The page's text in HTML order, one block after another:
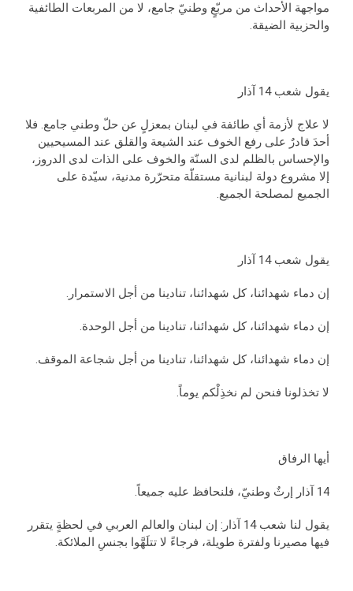
مواجهة الأحداث من مربّعٍ وطنيّ جامع، لا من المربعات الطائفية
والحزبية الضيقة.
يقول شعب 14 آذار
لا علاج لأزمة أي طائفة في لبنان بمعزلٍ عن حلّ وطني جامع. فلا
أحدَ قادرٌ على رفع الخوف عند الشيعة والقلق عند المسيحيين
والإحساس بالظلم لدى السنّة والخوف على الذات لدى الدروز،
إلا مشروع دولة لبنانية مستقلّة متحرّرة مدنية، سيّدة على
الجميع لمصلحة الجميع.
يقول شعب 14 آذار
إن دماء شهدائنا، كل شهدائنا، تنادينا من أجل الاستمرار.
إن دماء شهدائنا، كل شهدائنا، تنادينا من أجل الوحدة.
إن دماء شهدائنا، كل شهدائنا، تنادينا من أجل شجاعة الموقف.
لا تخذلونا فنحن لم نخذِلْكم يوماً.
أيها الرفاق
14 آذار إرثٌ وطنيّ، فلنحافظ عليه جميعاً.
يقول لنا شعب 14 آذار: إن لبنان والعالم العربي في لحظةٍ يتقرر
فيها مصيرنا ولفترة طويلة، فرجاءً لا تتلَهَّوا بجنسِ الملائكة.